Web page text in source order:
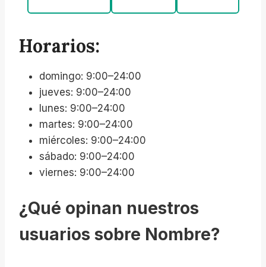
Horarios:
domingo: 9:00–24:00
jueves: 9:00–24:00
lunes: 9:00–24:00
martes: 9:00–24:00
miércoles: 9:00–24:00
sábado: 9:00–24:00
viernes: 9:00–24:00
¿Qué opinan nuestros
usuarios sobre Nombre?